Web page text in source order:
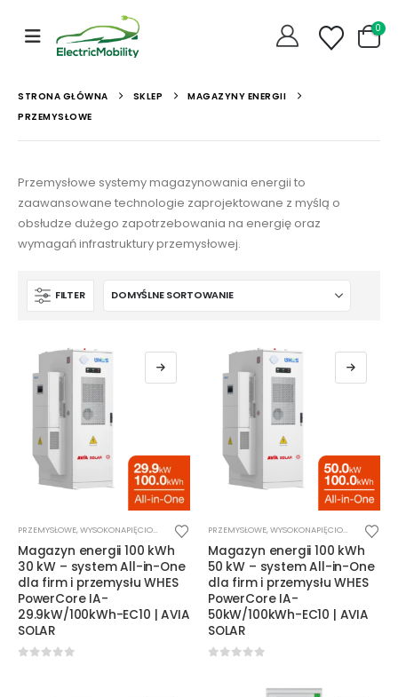
0
STRONA GŁÓWNA SKLEP
MAGAZYNY ENERGII
PRZEMYSŁOWE
Przemysłowe systemy magazynowania energii to
zaawansowane technologie zaprojektowane z myślą o
obsłudze dużego zapotrzebowania na energię oraz
wymagań infrastruktury przemysłowej.
FILTER
PRZEMYSŁOWE,WYSOKONAPIĘCIOWE ZESTAWY ALL-IN-ONE
Magazyn energii 100 kWh
30 kW – system All-in-One
dla firm i przemysłu WHES
PowerCore IA-
29.9kW/100kWh-EC10 | AVIA
SOLAR
PRZEMYSŁOWE,WYSOKONAPIĘCIOWE
Magazyn energii 100 kWh
50 kW – system All-in-One
dla firm i przemysłu WHES
PowerCore IA-
50kW/100kWh-EC10 | AVIA
SOLAR